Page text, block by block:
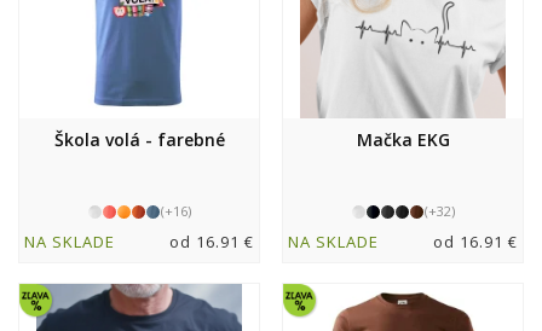
Škola volá - farebné
(+16)
NA SKLADE od 16.91 €
Mačka EKG
(+32)
NA SKLADE od 16.91 €